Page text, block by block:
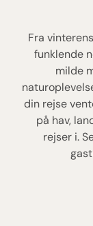
Fra
funklende
milde
din rejse
på hav,
rejser i.